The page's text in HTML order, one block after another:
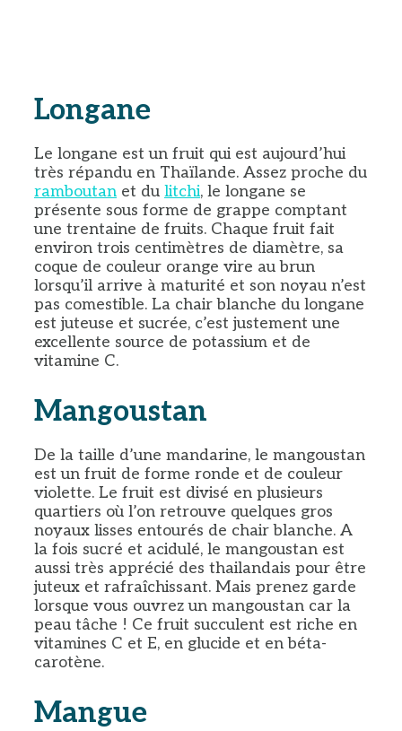
Longane
Le longane est un fruit qui est aujourd’hui
très répandu en Thaïlande. Assez proche du
ramboutan et du litchi, le longane se
présente sous forme de grappe comptant
une trentaine de fruits. Chaque fruit fait
environ trois centimètres de diamètre, sa
coque de couleur orange vire au brun
lorsqu’il arrive à maturité et son noyau n’est
pas comestible. La chair blanche du longane
est juteuse et sucrée, c’est justement une
excellente source de potassium et de
vitamine C.
Mangoustan
De la taille d’une mandarine, le mangoustan
est un fruit de forme ronde et de couleur
violette. Le fruit est divisé en plusieurs
quartiers où l’on retrouve quelques gros
noyaux lisses entourés de chair blanche. A
la fois sucré et acidulé, le mangoustan est
aussi très apprécié des thailandais pour être
juteux et rafraîchissant. Mais prenez garde
lorsque vous ouvrez un mangoustan car la
peau tâche ! Ce fruit succulent est riche en
vitamines C et E, en glucide et en béta-
carotène.
Mangue